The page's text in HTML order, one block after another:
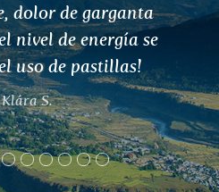
estoy pidiendo más
me afecta :-)
Lucie M.